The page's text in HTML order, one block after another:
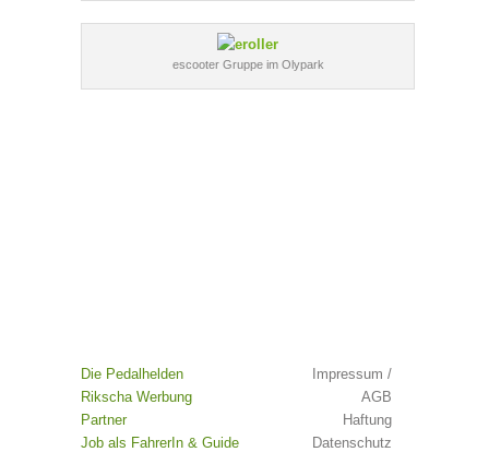
escooter Gruppe im Olypark
Die Pedalhelden
Rikscha Werbung
Partner
Job als FahrerIn & Guide
Impressum /
AGB
Haftung
Datenschutz